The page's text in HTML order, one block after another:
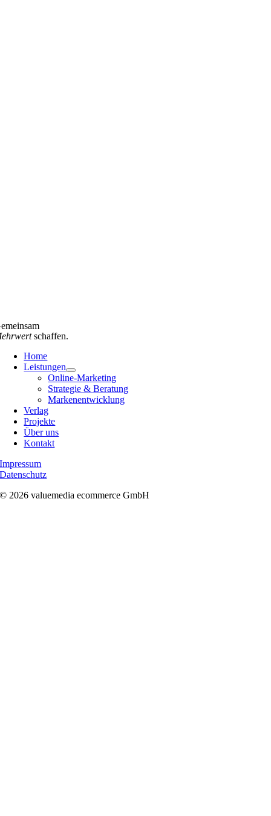
schaffen.
Home
Leistungen
Online-Marketing
Strategie & Beratung
Markenentwicklung
Verlag
Projekte
Über uns
Kontakt
Impressum
Datenschutz
© 2026 valuemedia ecommerce GmbH